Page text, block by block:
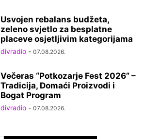
Usvojen rebalans budžeta,
zeleno svjetlo za besplatne
placeve osjetljivim kategorijama
divradio - 07.08.2026.
Večeras “Potkozarje Fest 2026” –
Tradicija, Domaći Proizvodi i
Bogat Program
divradio - 07.08.2026.